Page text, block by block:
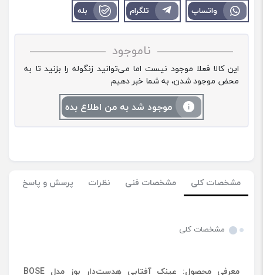
واتساپ تلگرام بله
ناموجود
این کالا فعلا موجود نیست اما می‌توانید زنگوله را بزنید تا به
محض موجود شدن، به شما خبر دهیم
موجود شد به من اطلاع بده
مشخصات کلی مشخصات فنی نظرات پرسش و پاسخ
مشخصات کلی
معرفی محصول: عینک آفتابی هدست‌دار بوز مدل BOSE